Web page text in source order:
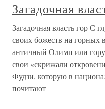
Загадочная
Загадочная власть гор С
своих божеств на
античный Олимп или
свои «скрижали
Фудзи, которую в
почитают